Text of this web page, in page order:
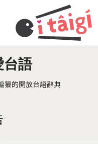
台語
纂的開放台語辭典